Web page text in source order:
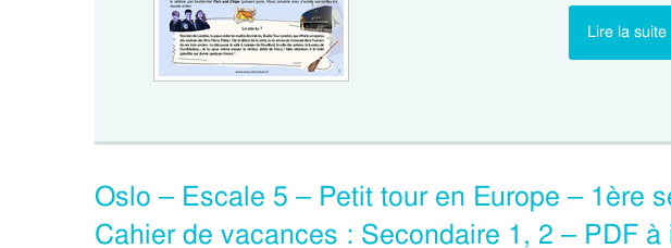
Lire la suite
Oslo – Escale 5 – Petit tour en Europe – 1ère
Cahier de vacances : Secondaire 1, 2 – PDF à